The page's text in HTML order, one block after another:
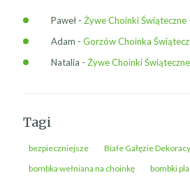
Paweł - Żywe Choinki Świąteczne
Adam - Gorzów Choinka
Natalia - Żywe Choinki
Tagi
bezpieczniejsze
Białe Gałęzie
bombka wełniana na choinkę
bombki